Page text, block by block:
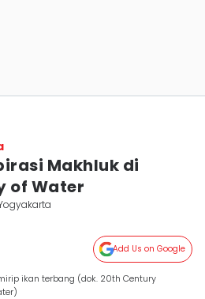
Makhluk di
of Water
Add Us on Google
ikan terbang (dok. 20th Century